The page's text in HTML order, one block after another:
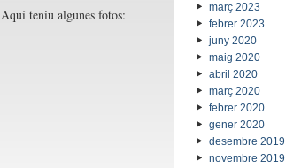
Aquí teniu algunes fotos:
març 2023
febrer 2023
juny 2020
maig 2020
abril 2020
març 2020
febrer 2020
gener 2020
desembre 2019
novembre 2019